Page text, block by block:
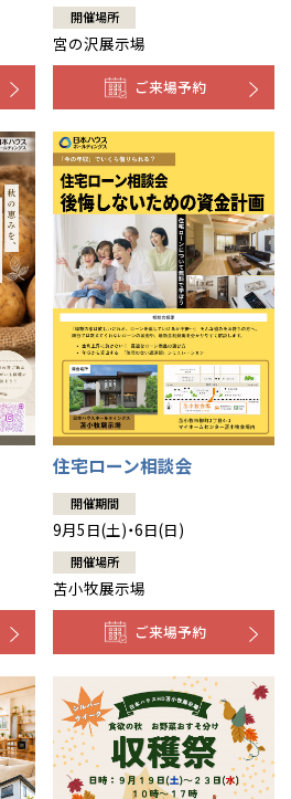
開催場所
宮の沢展示場
ご来場予約
住宅ローン相談会
開催期間
9月5日(土)・6日(日)
開催場所
苫小牧展示場
ご来場予約